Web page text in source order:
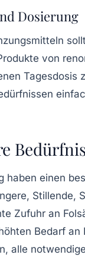
Dosierung
von
Tagesdosis
haben einen
Stillende,
Zufuhr an
Bedarf
alle